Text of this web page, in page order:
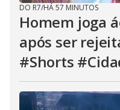
DO R7/HÁ 57 MINUTOS
Homem joga
após ser
#Shorts